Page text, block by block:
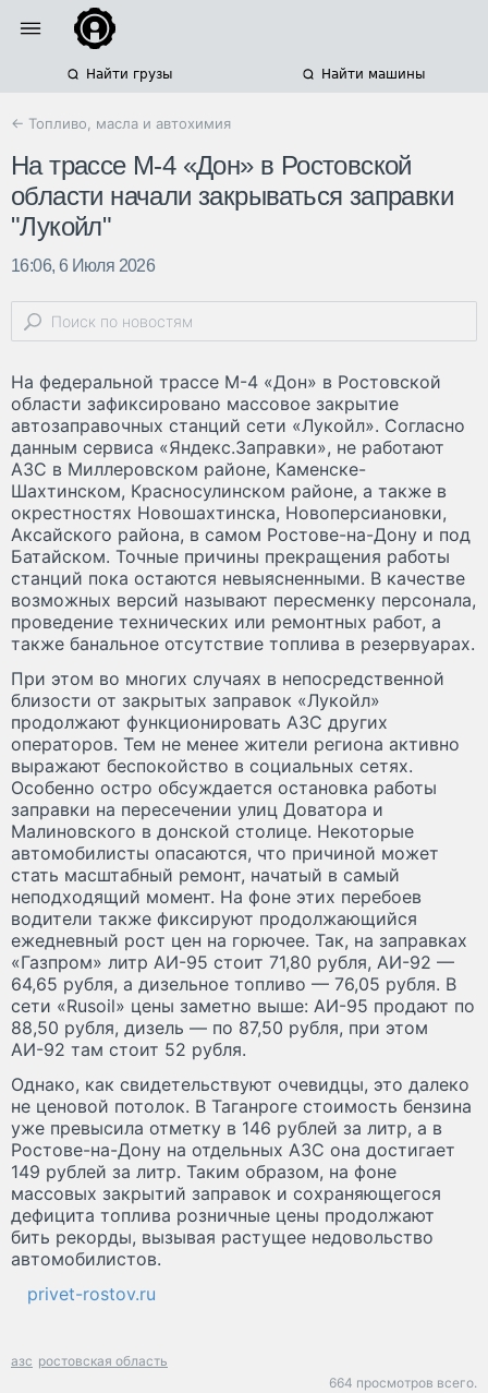
Найти грузы Найти машины
← Топливо, масла и автохимия
На трассе М-4 «Дон» в Ростовской
области начали закрываться заправки
"Лукойл"
16:06, 6 Июля 2026
На федеральной трассе М-4 «Дон» в Ростовской
области зафиксировано массовое закрытие
автозаправочных станций сети «Лукойл». Согласно
данным сервиса «Яндекс.Заправки», не работают
АЗС в Миллеровском районе, Каменске-
Шахтинском, Красносулинском районе, а также в
окрестностях Новошахтинска, Новоперсиановки,
Аксайского района, в самом Ростове-на-Дону и под
Батайском. Точные причины прекращения работы
станций пока остаются невыясненными. В качестве
возможных версий называют пересменку персонала,
проведение технических или ремонтных работ, а
также банальное отсутствие топлива в резервуарах.
При этом во многих случаях в непосредственной
близости от закрытых заправок «Лукойл»
продолжают функционировать АЗС других
операторов. Тем не менее жители региона активно
выражают беспокойство в социальных сетях.
Особенно остро обсуждается остановка работы
заправки на пересечении улиц Доватора и
Малиновского в донской столице. Некоторые
автомобилисты опасаются, что причиной может
стать масштабный ремонт, начатый в самый
неподходящий момент. На фоне этих перебоев
водители также фиксируют продолжающийся
ежедневный рост цен на горючее. Так, на заправках
«Газпром» литр АИ-95 стоит 71,80 рубля, АИ-92 —
64,65 рубля, а дизельное топливо — 76,05 рубля. В
сети «Rusoil» цены заметно выше: АИ-95 продают по
88,50 рубля, дизель — по 87,50 рубля, при этом
АИ-92 там стоит 52 рубля.
Однако, как свидетельствуют очевидцы, это далеко
не ценовой потолок. В Таганроге стоимость бензина
уже превысила отметку в 146 рублей за литр, а в
Ростове-на-Дону на отдельных АЗС она достигает
149 рублей за литр. Таким образом, на фоне
массовых закрытий заправок и сохраняющегося
дефицита топлива розничные цены продолжают
бить рекорды, вызывая растущее недовольство
автомобилистов.
privet-rostov.ru
азс ростовская область
664 просмотров всего.